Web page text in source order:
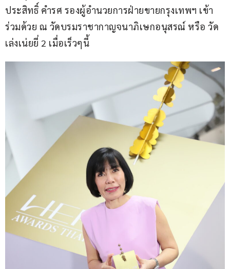
ประสิทธิ์ คำรศ รองผู้อำนวยการฝ่ายขายกรุงเทพฯ เข้า
ร่วมด้วย ณ วัดบรมราชากาญจนาภิเษกอนุสรณ์ หรือ วัด
เล่งเน่ยยี่ 2 เมื่อเร็วๆนี้